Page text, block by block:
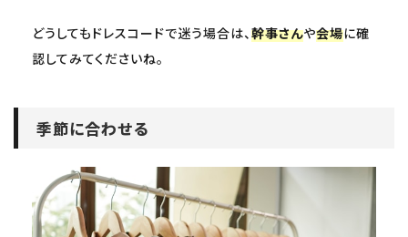
どうしてもドレスコードで迷う場合は、幹事さんや会場に確
認してみてくださいね。
季節に合わせる